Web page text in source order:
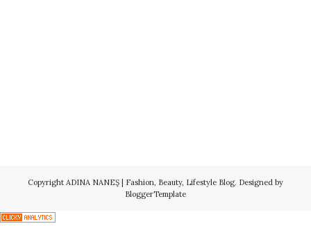
Copyright ADINA NANEŞ | Fashion, Beauty, Lifestyle Blog. Designed by
BloggerTemplate